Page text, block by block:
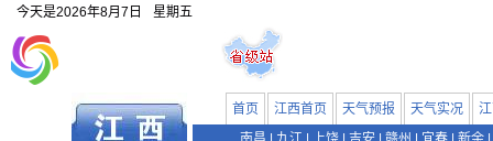
今天是2026年8月7日 星期五
首页 江西首页 天气预报 天气实况